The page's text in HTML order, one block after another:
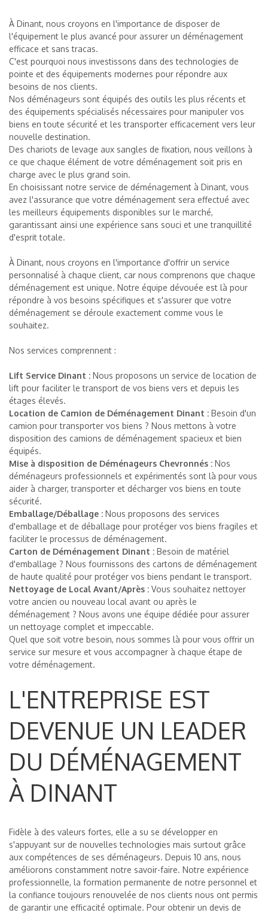
À Dinant, nous croyons en l'importance de disposer de
l'équipement le plus avancé pour assurer un déménagement
efficace et sans tracas.
C'est pourquoi nous investissons dans des technologies de
pointe et des équipements modernes pour répondre aux
besoins de nos clients.
Nos déménageurs sont équipés des outils les plus récents et
des équipements spécialisés nécessaires pour manipuler vos
biens en toute sécurité et les transporter efficacement vers leur
nouvelle destination.
Des chariots de levage aux sangles de fixation, nous veillons à
ce que chaque élément de votre déménagement soit pris en
charge avec le plus grand soin.
En choisissant notre service de déménagement à Dinant, vous
avez l'assurance que votre déménagement sera effectué avec
les meilleurs équipements disponibles sur le marché,
garantissant ainsi une expérience sans souci et une tranquillité
d'esprit totale.
À Dinant, nous croyons en l'importance d'offrir un service
personnalisé à chaque client, car nous comprenons que chaque
déménagement est unique. Notre équipe dévouée est là pour
répondre à vos besoins spécifiques et s'assurer que votre
déménagement se déroule exactement comme vous le
souhaitez.
Nos services comprennent :
Lift Service Dinant : Nous proposons un service de location de
lift pour faciliter le transport de vos biens vers et depuis les
étages élevés.
Location de Camion de Déménagement Dinant : Besoin d'un
camion pour transporter vos biens ? Nous mettons à votre
disposition des camions de déménagement spacieux et bien
équipés.
Mise à disposition de Déménageurs Chevronnés : Nos
déménageurs professionnels et expérimentés sont là pour vous
aider à charger, transporter et décharger vos biens en toute
sécurité.
Emballage/Déballage : Nous proposons des services
d'emballage et de déballage pour protéger vos biens fragiles et
faciliter le processus de déménagement.
Carton de Déménagement Dinant : Besoin de matériel
d'emballage ? Nous fournissons des cartons de déménagement
de haute qualité pour protéger vos biens pendant le transport.
Nettoyage de Local Avant/Après : Vous souhaitez nettoyer
votre ancien ou nouveau local avant ou après le
déménagement ? Nous avons une équipe dédiée pour assurer
un nettoyage complet et impeccable.
Quel que soit votre besoin, nous sommes là pour vous offrir un
service sur mesure et vous accompagner à chaque étape de
votre déménagement.
L'ENTREPRISE EST
DEVENUE UN LEADER
DU DÉMÉNAGEMENT
À DINANT
Fidèle à des valeurs fortes, elle a su se développer en
s'appuyant sur de nouvelles technologies mais surtout grâce
aux compétences de ses déménageurs. Depuis 10 ans, nous
améliorons constamment notre savoir-faire. Notre expérience
professionnelle, la formation permanente de notre personnel et
la confiance toujours renouvelée de nos clients nous ont permis
de garantir une efficacité optimale. Pour obtenir un devis de